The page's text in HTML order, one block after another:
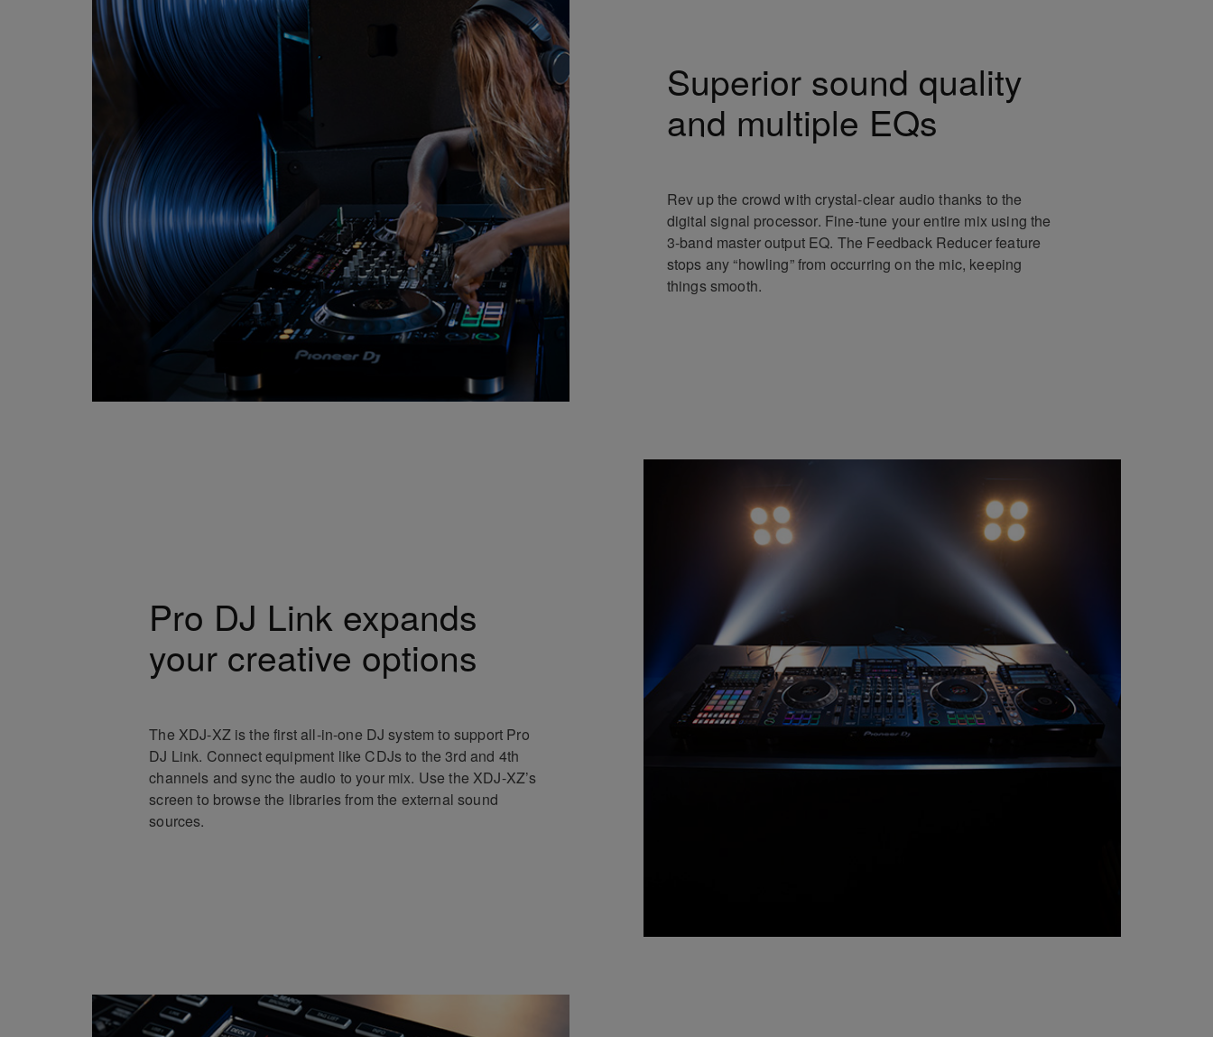
Superior sound quality
and multiple EQs
Rev up the crowd with crystal-clear audio thanks to the
digital signal processor. Fine-tune your entire mix using the
3-band master output EQ. The Feedback Reducer feature
stops any “howling” from occurring on the mic, keeping
things smooth.
Pro DJ Link expands
your creative options
The XDJ-XZ is the first all-in-one DJ system to support Pro
DJ Link. Connect equipment like CDJs to the 3rd and 4th
channels and sync the audio to your mix. Use the XDJ-XZ’s
screen to browse the libraries from the external sound
sources.